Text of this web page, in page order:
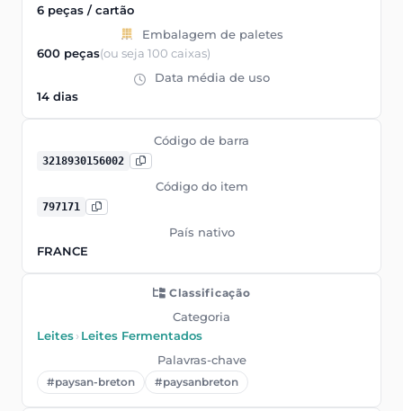
6 peças / cartão
Embalagem de paletes
600 peças(ou seja 100 caixas)
Data média de uso
14 dias
Código de barra
3218930156002
Código do item
797171
País nativo
FRANCE
Classificação
Categoria
Leites›Leites Fermentados
Palavras-chave
#paysan-breton #paysanbreton